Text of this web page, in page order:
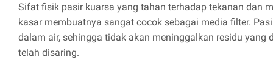
Sifat fisik pasir kuarsa yang tahan terhadap tekanan dan
kasar membuatnya sangat cocok sebagai media filter.
dalam air, sehingga tidak akan meninggalkan residu yang
telah disaring.